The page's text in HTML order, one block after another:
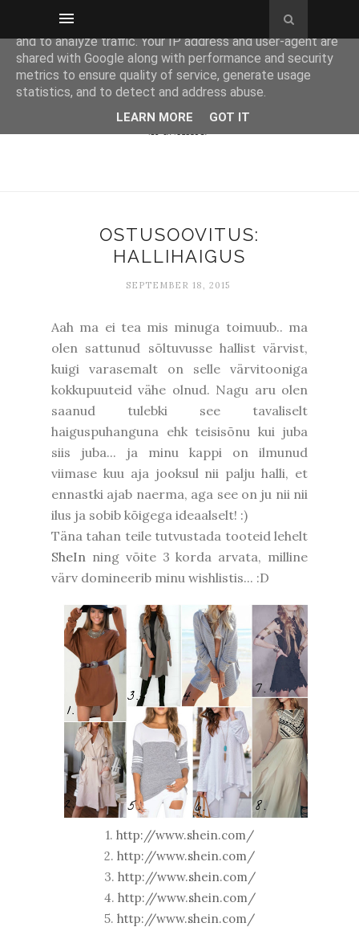
OSTUSOOVITUS:
HALLIHAIGUS
SEPTEMBER 18, 2015
Aah ma ei tea mis minuga toimuub.. ma
olen sattunud sõltuvusse hallist värvist,
kuigi varasemalt on selle värvitooniga
kokkupuuteid vähe olnud. Nagu aru olen
saanud tulebki see tavaliselt
haiguspuhanguna ehk teisisõnu kui juba
siis juba... ja minu kappi on ilmunud
viimase kuu aja jooksul nii palju halli, et
ennastki ajab naerma, aga see on ju nii nii
ilus ja sobib kõigega ideaalselt! :)
Täna tahan teile tutvustada tooteid lehelt
SheIn ning võite 3 korda arvata, milline
värv domineerib minu wishlistis... :D
1. http://www.shein.com/
2. http://www.shein.com/
3. http://www.shein.com/
4. http://www.shein.com/
5. http://www.shein.com/
This site uses cookies from Google to deliver its services
and to analyze traffic. Your IP address and user-agent are
shared with Google along with performance and security
metrics to ensure quality of service, generate usage
statistics, and to detect and address abuse.
LEARN MORE GOT IT